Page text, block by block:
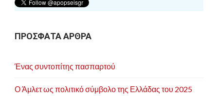
ρ
ρ
ν
ΠΡΟΣΦΑΤΑ ΑΡΘΡΑ
Ένας συντοπίτης πασπαρτού
Ο Άμλετ ως πολιτικό σύμβολο της Ελλάδας του 2025